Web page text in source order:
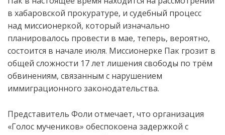
в хабаровской прокуратуре, и судебный процесс
над миссионеркой, который изначально
планировалось провести в мае, теперь, вероятно,
состоится в начале июля. Миссионерке Пак грозит в
общей сложности 17 лет лишения свободы по трём
обвинениям, связанным с нарушением
иммиграционного законодательства.
Представитель Фоли отмечает, что организация
«Голос мучеников» обеспокоена задержкой с